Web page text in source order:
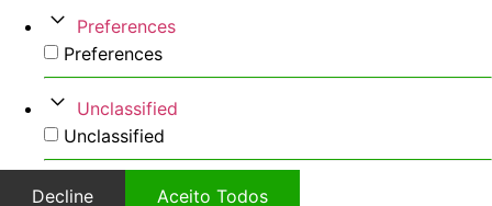
Preferences
Preferences
Unclassified
Unclassified
Decline Aceito Todos